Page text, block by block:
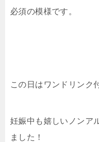
必須の模様です。
この日はワンドリンク
妊娠中も嬉しいノンア
ました！